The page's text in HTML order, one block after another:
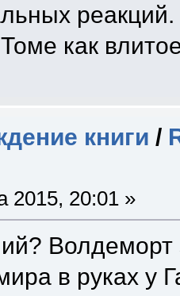
как
книги /
2015, 20:01 »
в руках у